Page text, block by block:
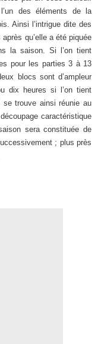
des éléments de la
Ainsi l’intrigue dite des
qu’elle a été piquée
la saison. Si l’on tient
pour les parties 3 à 13
blocs sont d’ampleur
dix heures si l’on tient
trouve ainsi réunie au
caractéristique
sera constituée de
; plus près